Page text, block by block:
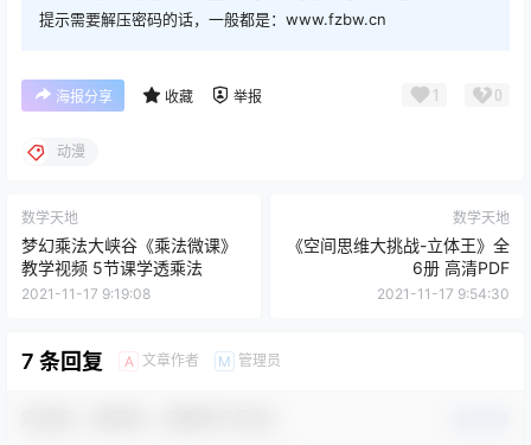
提示需要解压密码的话，一般都是：www.fzbw.cn
海报分享 收藏 举报 1 0
动漫
数学天地
梦幻乘法大峡谷《乘法微课》
教学视频 5节课学透乘法
2021-11-17 9:19:08
数学天地
《空间思维大挑战-立体王》全
6册 高清PDF
2021-11-17 9:54:30
7 条回复 A 文章作者 M 管理员